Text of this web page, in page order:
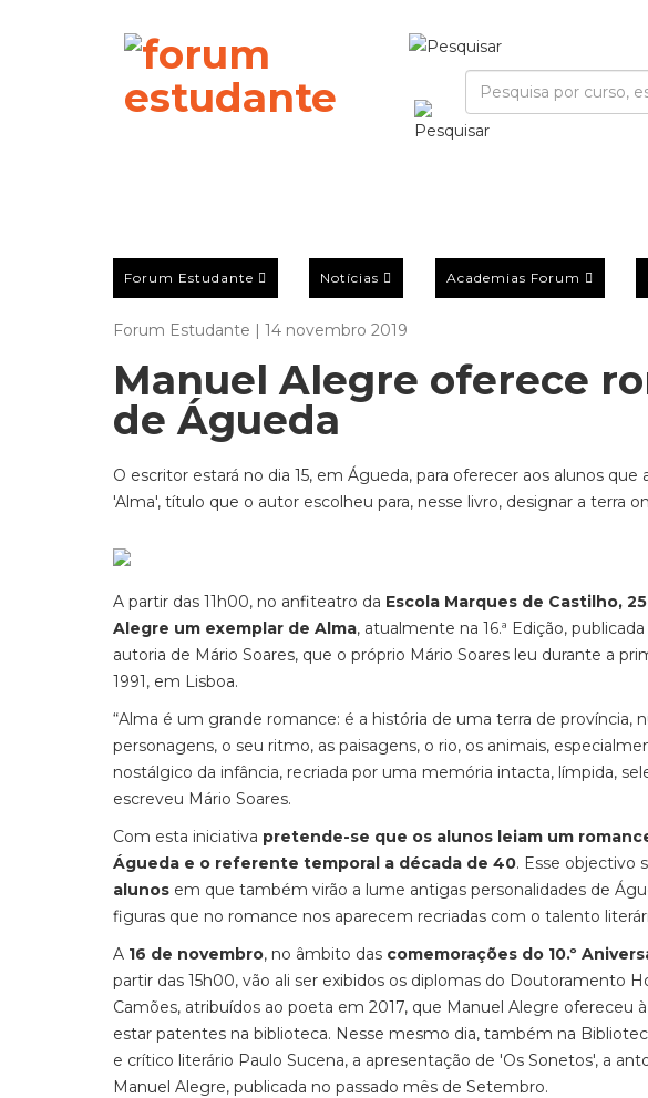
Forum Estudante Notícias Academias Forum
Forum Estudante | 14 novembro 2019
Manuel Alegre oferece
de Águeda
O escritor estará no dia 15, em Águeda, para oferecer aos alunos
'Alma', título que o autor escolheu para, nesse livro, designar a terra
A partir das 11h00, no anfiteatro da Escola Marques de Castilho,
Alegre um exemplar de Alma, atualmente na 16.ª Edição,
autoria de Mário Soares, que o próprio Mário Soares leu durante a
1991, em Lisboa.
“Alma é um grande romance: é a história de uma terra de
personagens, o seu ritmo, as paisagens, o rio, os animais,
nostálgico da infância, recriada por uma memória intacta, límpida,
escreveu Mário Soares.
Com esta iniciativa pretende-se que os alunos leiam um
Águeda e o referente temporal a década de 40. Esse objectivo
alunos em que também virão a lume antigas personalidades de
figuras que no romance nos aparecem recriadas com o talento
A 16 de novembro, no âmbito das comemorações do 10.º
partir das 15h00, vão ali ser exibidos os diplomas do Doutoramento
Camões, atribuídos ao poeta em 2017, que Manuel Alegre ofereceu
estar patentes na biblioteca. Nesse mesmo dia, também na
e crítico literário Paulo Sucena, a apresentação de 'Os Sonetos', a
Manuel Alegre, publicada no passado mês de Setembro.